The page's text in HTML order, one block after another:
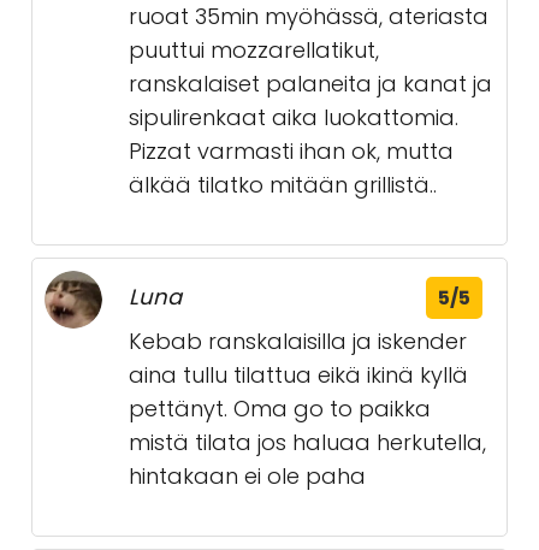
ruoat 35min myöhässä, ateriasta
puuttui mozzarellatikut,
ranskalaiset palaneita ja kanat ja
sipulirenkaat aika luokattomia.
Pizzat varmasti ihan ok, mutta
älkää tilatko mitään grillistä..
Luna 5/5
Kebab ranskalaisilla ja iskender
aina tullu tilattua eikä ikinä kyllä
pettänyt. Oma go to paikka
mistä tilata jos haluaa herkutella,
hintakaan ei ole paha